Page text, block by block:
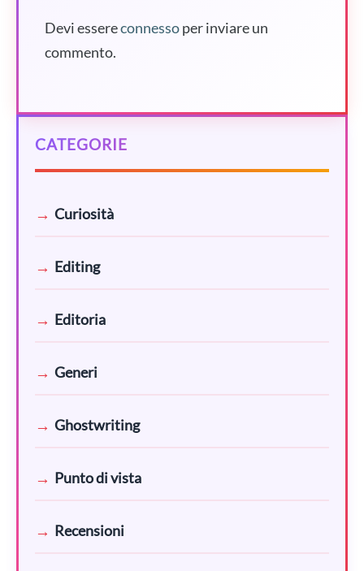
Devi essereconnessoper inviare un
commento.
CATEGORIE
Curiosità
Editing
Editoria
Generi
Ghostwriting
Punto di vista
Recensioni